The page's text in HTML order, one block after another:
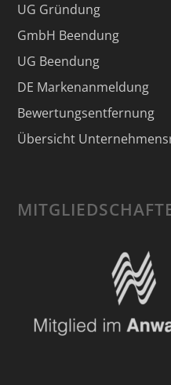
UG Gründung
GmbH Beendung
UG Beendung
DE Markenanmeldung
Bewertungsentfernung
Übersicht